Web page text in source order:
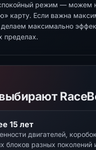
режим — можем
карту. Если важна
максимально
пределах.
15 лет
двигателей,
блоков разных поколений